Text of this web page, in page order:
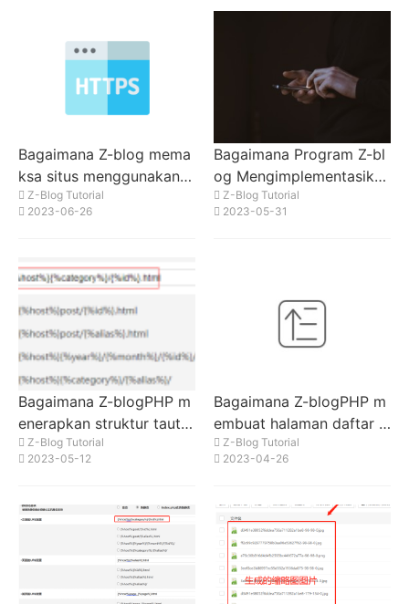
gimplementasikan warna
Bagaimana Z-blog mema
ksa situs menggunakan h
ttps untuk mengakses de
ngan memodifikasi profil
Z-Blog Tutorial
2023-06-26
Bagaimana Program Z-bl
og Mengimplementasikan
Nomor Ponsel + Login Ko
de Verifikasi
Z-Blog Tutorial
2023-05-31
Bagaimana Z-blogPHP m
enerapkan struktur tauta
n situs web berikut: alam
at situs web / alias kateg
ori / paging /
Z-Blog Tutorial
2023-05-12
Bagaimana Z-blogPHP m
embuat halaman daftar k
ategori artikel terbalik? B
agaimana Z-blogPHP me
tegori artikel terbalik?
Z-Blog Tutorial
2023-04-26